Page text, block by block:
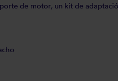
de motor, un kit de